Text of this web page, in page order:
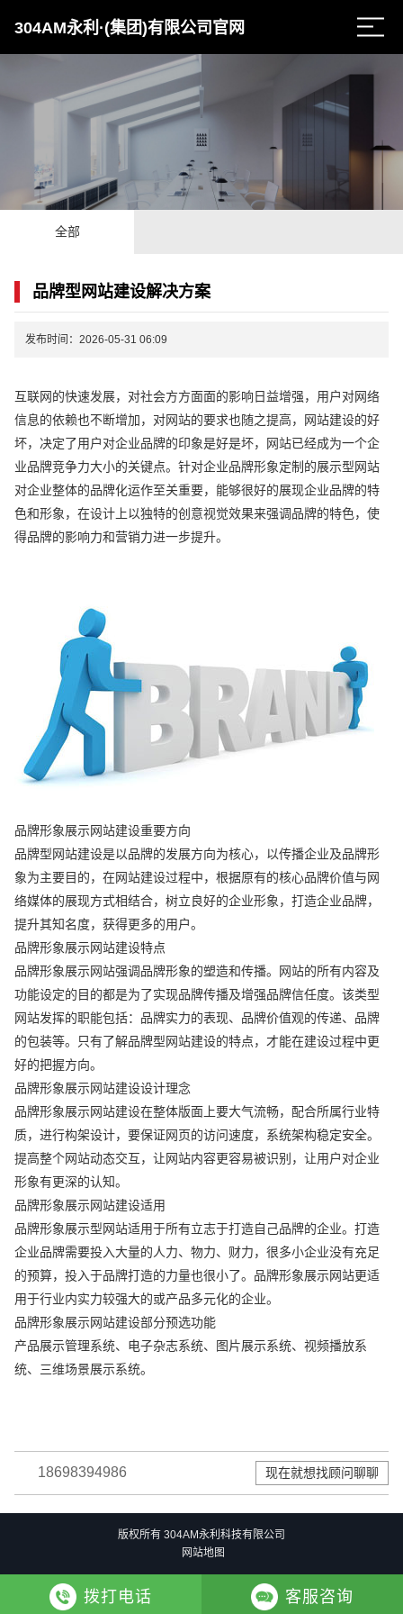
304AM永利·(集团)有限公司官网
全部
品牌型网站建设解决方案
发布时间：2026-05-31 06:09
互联网的快速发展，对社会方方面面的影响日益增强，用户对网络
信息的依赖也不断增加，对网站的要求也随之提高，网站建设的好
坏，决定了用户对企业品牌的印象是好是坏，网站已经成为一个企
业品牌竞争力大小的关键点。针对企业品牌形象定制的展示型网站
对企业整体的品牌化运作至关重要，能够很好的展现企业品牌的特
色和形象，在设计上以独特的创意视觉效果来强调品牌的特色，使
得品牌的影响力和营销力进一步提升。
品牌形象展示网站建设重要方向
品牌型网站建设是以品牌的发展方向为核心，以传播企业及品牌形
象为主要目的，在网站建设过程中，根据原有的核心品牌价值与网
络媒体的展现方式相结合，树立良好的企业形象，打造企业品牌，
提升其知名度，获得更多的用户。
品牌形象展示网站建设特点
品牌形象展示网站强调品牌形象的塑造和传播。网站的所有内容及
功能设定的目的都是为了实现品牌传播及增强品牌信任度。该类型
网站发挥的职能包括：品牌实力的表现、品牌价值观的传递、品牌
的包装等。只有了解品牌型网站建设的特点，才能在建设过程中更
好的把握方向。
品牌形象展示网站建设设计理念
品牌形象展示网站建设在整体版面上要大气流畅，配合所属行业特
质，进行构架设计，要保证网页的访问速度，系统架构稳定安全。
提高整个网站动态交互，让网站内容更容易被识别，让用户对企业
形象有更深的认知。
品牌形象展示网站建设适用
品牌形象展示型网站适用于所有立志于打造自己品牌的企业。打造
企业品牌需要投入大量的人力、物力、财力，很多小企业没有充足
的预算，投入于品牌打造的力量也很小了。品牌形象展示网站更适
用于行业内实力较强大的或产品多元化的企业。
品牌形象展示网站建设部分预选功能
产品展示管理系统、电子杂志系统、图片展示系统、视频播放系
统、三维场景展示系统。
18698394986 现在就想找顾问聊聊
版权所有 304AM永利科技有限公司
网站地图
拨打电话 客服咨询